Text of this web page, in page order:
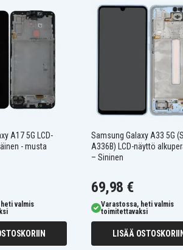
kanssa: Samsung Galaxy A53 5G
GH82-28025A
8721428287980
Samsung
Musta
A17 5G LCD-
- musta
valmis
Samsung Galaxy A33 5G
A336B) LCD-näyttö
– Sininen
69,98 €
Varastossa, heti valmis
toimitettavaksi
LISÄÄ OSTOSKORIIN